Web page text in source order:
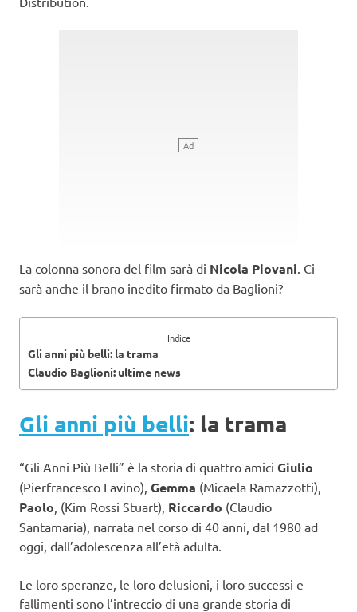
La colonna sonora del film sarà di Nicola Piovani . Ci
sarà anche il brano inedito firmato da Baglioni?
Indice
Gli anni più belli: la trama
Claudio Baglioni: ultime news
Gli anni più belli: la trama
“Gli Anni Più Belli” è la storia di quattro amici Giulio
(Pierfrancesco Favino), Gemma (Micaela Ramazzotti),
Paolo , (Kim Rossi Stuart), Riccardo (Claudio
Santamaria), narrata nel corso di 40 anni, dal 1980 ad
oggi, dall’adolescenza all’età adulta.
Le loro speranze, le loro delusioni, i loro successi e
fallimenti sono l’intreccio di una grande storia di